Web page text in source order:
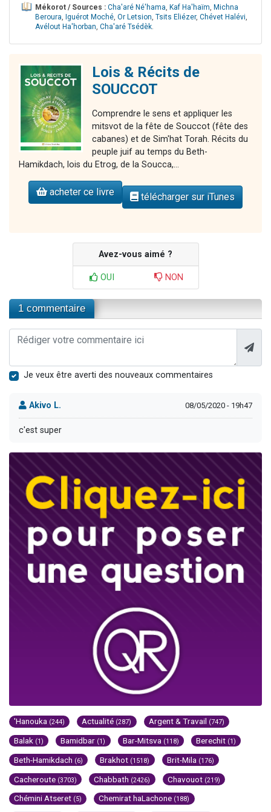
Mékorot / Sources : Cha'aré Né'hama, Kaf Ha'haïm, Michna
Beroura, Iguérot Moché, Or Letsion, Tsits Eliézer, Chévet Halévi,
Avélout Ha'horban, Cha'aré Tsédèk.
Lois & Récits de
SOUCCOT
Comprendre le sens et appliquer les
mitsvot de la fête de Souccot (fête des
cabanes) et de Sim'hat Torah. Récits du
peuple juif au temps du Beth-
Hamikdach, lois du Etrog, de la Soucca,...
acheter ce livre télécharger sur iTunes
Avez-vous aimé ?
OUI NON
1 commentaire
Je veux être averti des nouveaux commentaires
Akivo L. 08/05/2020 - 19h47
c'est super
'Hanouka (244) Actualité (287) Argent & Travail (747)
Balak (1) Bamidbar (1) Bar-Mitsva (118) Berechit (1)
Beth-Hamikdach (6) Brakhot (1518) Brit-Mila (176)
Cacheroute (3703) Chabbath (2426) Chavouot (219)
Chémini Atseret (5) Chemirat haLachone (188)